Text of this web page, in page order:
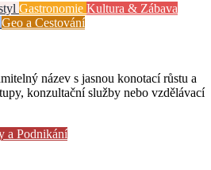
Gastronomie Kultura & Zábava
Geo a Cestování
název s jasnou konotací růstu a
konzultační služby nebo vzdělávací
a Podnikání